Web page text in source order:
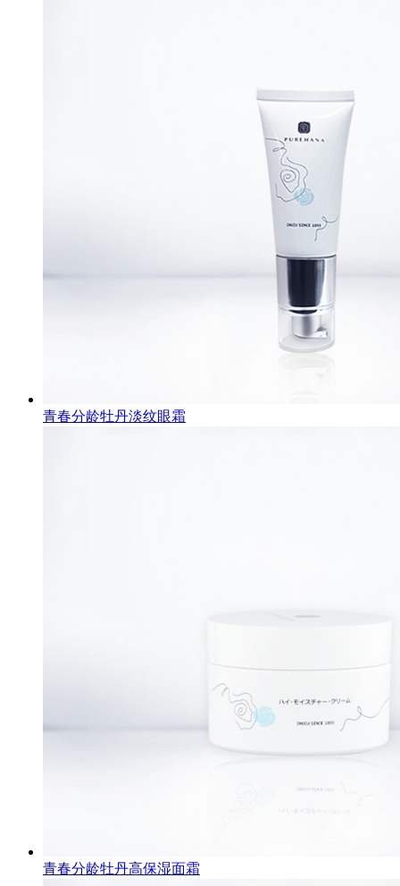
青春分龄牡丹淡纹眼霜
青春分龄牡丹高保湿面霜